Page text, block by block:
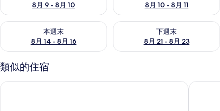
8月 9 - 8月 10
8月 10 - 8月 11
本週末
8月 14 - 8月 16
查看本週末 (8月 14 - 8月 16) 的供應情況
下週末
8月 21 - 8月 23
查看下週末 (8月 21 - 8月 23)
類似的住宿
峇里比烏比烏度假村 金巴蘭